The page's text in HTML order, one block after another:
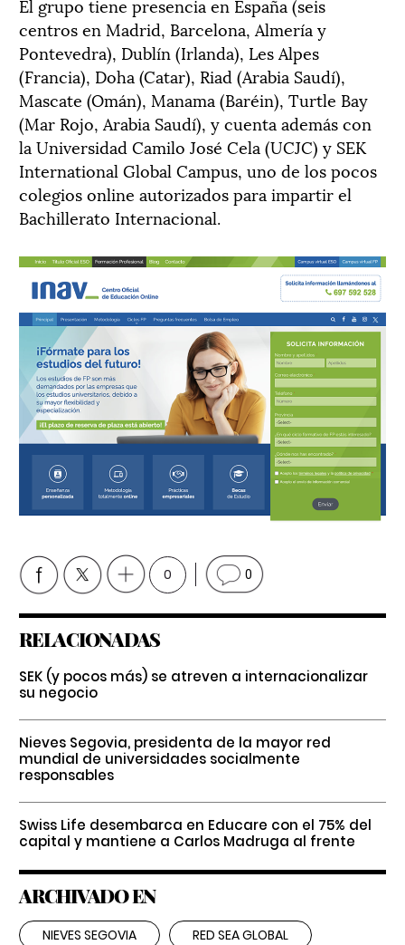
centros en Madrid, Barcelona, Almería y
Pontevedra), Dublín (Irlanda), Les Alpes
(Francia), Doha (Catar), Riad (Arabia Saudí),
Mascate (Omán), Manama (Baréin), Turtle Bay
(Mar Rojo, Arabia Saudí), y cuenta además con
la Universidad Camilo José Cela (UCJC) y SEK
International Global Campus, uno de los pocos
colegios online autorizados para impartir el
Bachillerato Internacional.
0 0
RELACIONADAS
SEK (y pocos más) se atreven a internacionalizar
su negocio
Nieves Segovia, presidenta de la mayor red
mundial de universidades socialmente
responsables
Swiss Life desembarca en Educare con el 75% del
capital y mantiene a Carlos Madruga al frente
ARCHIVADO EN
NIEVES SEGOVIA RED SEA GLOBAL